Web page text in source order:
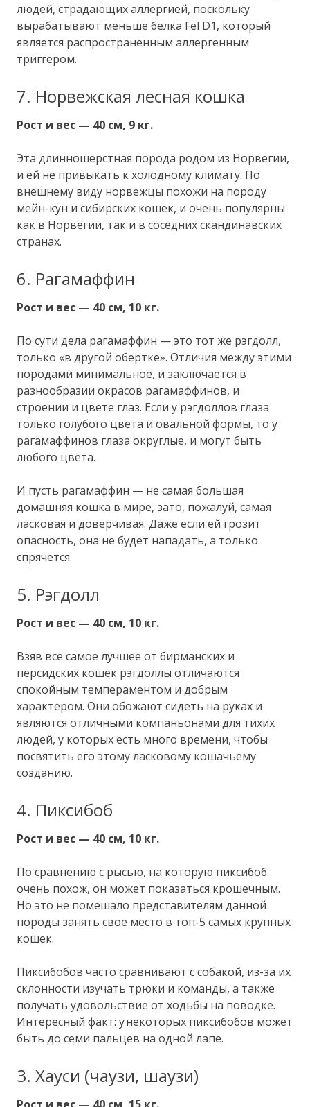
людей, страдающих аллергией, поскольку
вырабатывают меньше белка Fel D1, который
является распространенным аллергенным
триггером.
7. Норвежская лесная кошка
Рост и вес — 40 см, 9 кг.
Эта длинношерстная порода родом из Норвегии,
и ей не привыкать к холодному климату. По
внешнему виду норвежцы похожи на породу
мейн-кун и сибирских кошек, и очень популярны
как в Норвегии, так и в соседних скандинавских
странах.
6. Рагамаффин
Рост и вес — 40 см, 10 кг.
По сути дела рагамаффин — это тот же рэгдолл,
только «в другой обертке». Отличия между этими
породами минимальное, и заключается в
разнообразии окрасов рагамаффинов, и
строении и цвете глаз. Если у рэгдоллов глаза
только голубого цвета и овальной формы, то у
рагамаффинов глаза округлые, и могут быть
любого цвета.
И пусть рагамаффин — не самая большая
домашняя кошка в мире, зато, пожалуй, самая
ласковая и доверчивая. Даже если ей грозит
опасность, она не будет нападать, а только
спрячется.
5. Рэгдолл
Рост и вес — 40 см, 10 кг.
Взяв все самое лучшее от бирманских и
персидских кошек рэгдоллы отличаются
спокойным темпераментом и добрым
характером. Они обожают сидеть на руках и
являются отличными компаньонами для тихих
людей, у которых есть много времени, чтобы
посвятить его этому ласковому кошачьему
созданию.
4. Пиксибоб
Рост и вес — 40 см, 10 кг.
По сравнению с рысью, на которую пиксибоб
очень похож, он может показаться крошечным.
Но это не помешало представителям данной
породы занять свое место в топ-5 самых крупных
кошек.
Пиксибобов часто сравнивают с собакой, из-за их
склонности изучать трюки и команды, а также
получать удовольствие от ходьбы на поводке.
Интересный факт: у некоторых пиксибобов может
быть до семи пальцев на одной лапе.
3. Хауси (чаузи, шаузи)